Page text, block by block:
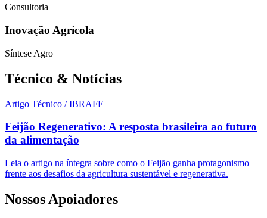
Consultoria
Inovação Agrícola
Síntese Agro
Técnico & Notícias
Artigo Técnico / IBRAFE
Feijão Regenerativo: A resposta brasileira ao futuro
da alimentação
Leia o artigo na íntegra sobre como o Feijão ganha protagonismo
frente aos desafios da agricultura sustentável e regenerativa.
Nossos Apoiadores